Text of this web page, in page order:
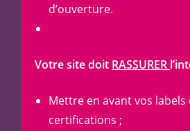
d’ouverture.
Votre site doit RASSURER
Mettre en avant vos labels
certifications ;